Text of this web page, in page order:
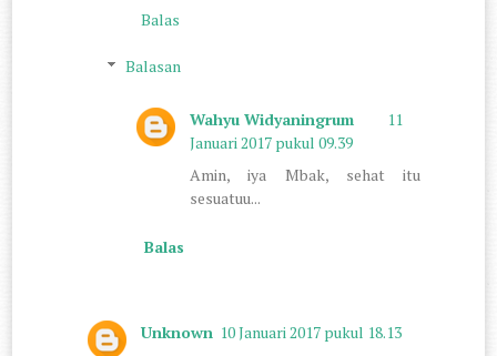
Balas
Balasan
Wahyu Widyaningrum
11
Januari 2017 pukul 09.39
Amin, iya Mbak, sehat itu
sesuatuu...
Balas
Unknown 10 Januari 2017 pukul 18.13